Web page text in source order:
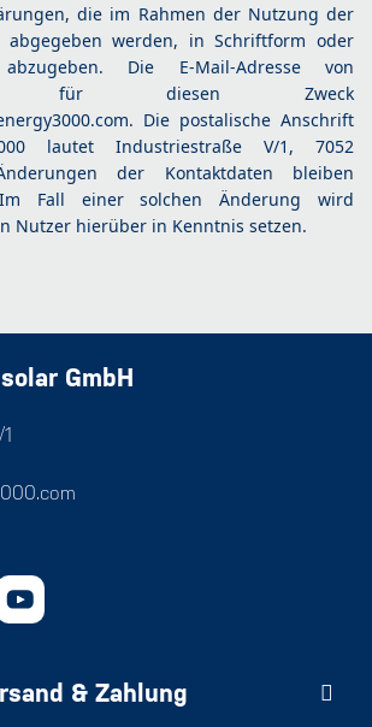
die im Rahmen der Nutzung der
abgegeben werden, in Schriftform oder
Die E-Mail-Adresse von
für diesen Zweck
. Die postalische Anschrift
lautet Industriestraße V/1, 7052
der Kontaktdaten bleiben
Fall einer solchen Änderung wird
Nutzer hierüber in Kenntnis setzen.
GmbH
& Zahlung